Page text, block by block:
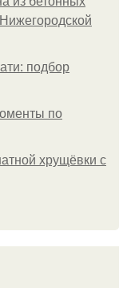
подбор
по
хрущёвки с